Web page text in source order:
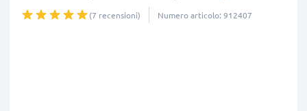
(7 recensioni) Numero articolo: 912407